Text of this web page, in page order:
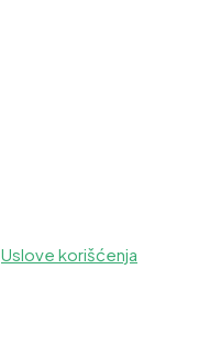
Uslove korišćenja